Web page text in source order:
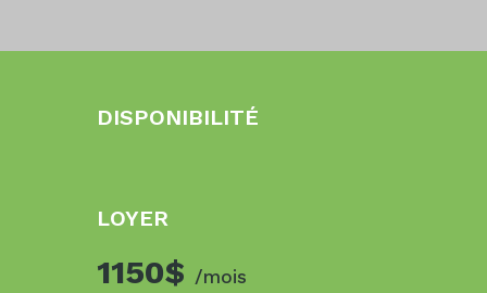
DISPONIBILITÉ
LOYER
1150$ /mois